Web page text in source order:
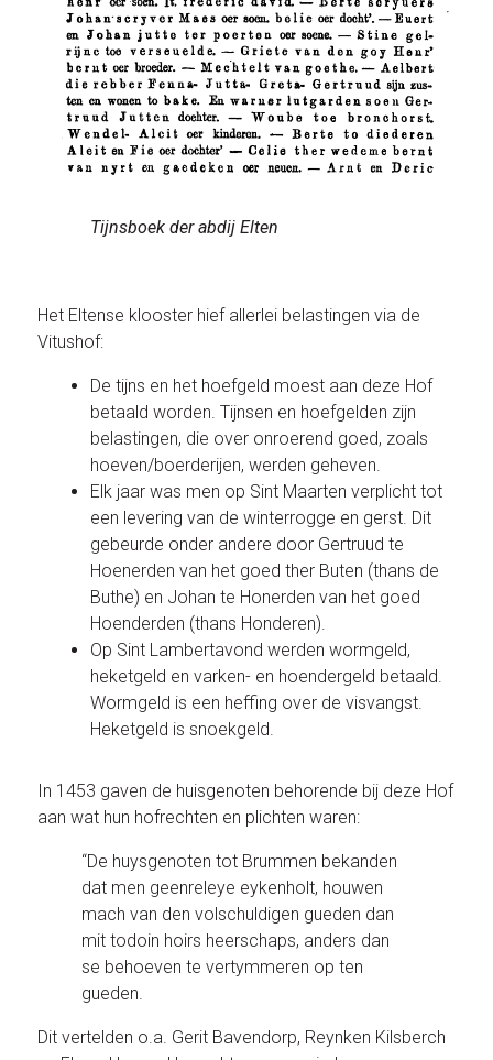
Tijnsboek der abdij Elten
Het Eltense klooster hief allerlei belastingen via de
Vitushof:
De tijns en het hoefgeld moest aan deze Hof
betaald worden. Tijnsen en hoefgelden zijn
belastingen, die over onroerend goed, zoals
hoeven/boerderijen, werden geheven.
Elk jaar was men op Sint Maarten verplicht tot
een levering van de winterrogge en gerst. Dit
gebeurde onder andere door Gertruud te
Hoenerden van het goed ther Buten (thans de
Buthe) en Johan te Honerden van het goed
Hoenderden (thans Honderen).
Op Sint Lambertavond werden wormgeld,
heketgeld en varken- en hoendergeld betaald.
Wormgeld is een heffing over de visvangst.
Heketgeld is snoekgeld.
In 1453 gaven de huisgenoten behorende bij deze Hof
aan wat hun hofrechten en plichten waren:
“De huysgenoten tot Brummen bekanden
dat men geenreleye eykenholt, houwen
mach van den volschuldigen gueden dan
mit todoin hoirs heerschaps, anders dan
se behoeven te vertymmeren op ten
gueden.
Dit vertelden o.a. Gerit Bavendorp, Reynken Kilsberch